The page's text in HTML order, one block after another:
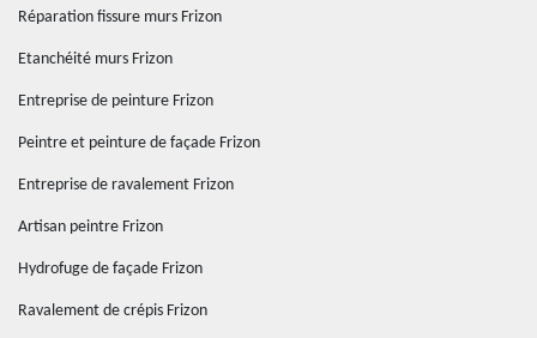
Réparation fissure murs Frizon
Etanchéité murs Frizon
Entreprise de peinture Frizon
Peintre et peinture de façade Frizon
Entreprise de ravalement Frizon
Artisan peintre Frizon
Hydrofuge de façade Frizon
Ravalement de crépis Frizon